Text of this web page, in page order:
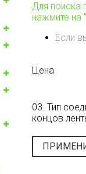
Для поиска
нажмите на
Если
Цена
03. Тип
концов